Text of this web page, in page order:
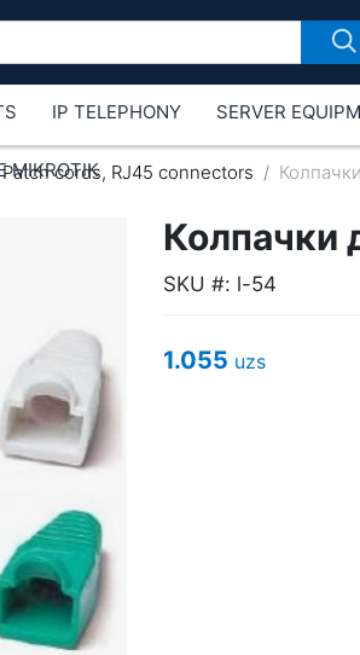
IP TELEPHONY SERVER
Patch cords, RJ45 connectors
Колпачки
SKU #: l-54
1.055 uzs